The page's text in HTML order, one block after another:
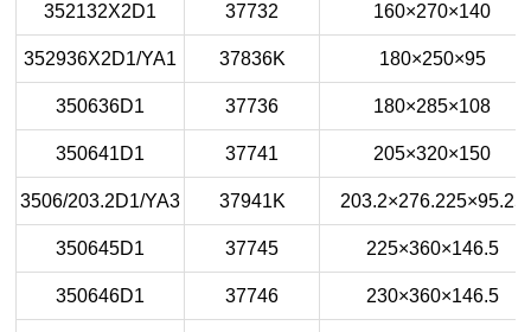
352132X2D1 37732 160×270×140
352936X2D1/YA1 37836K 180×250×95
350636D1 37736 180×285×108
350641D1 37741 205×320×150
3506/203.2D1/YA3 37941K 203.2×276.225×95.25
350645D1 37745 225×360×146.5
350646D1 37746 230×360×146.5